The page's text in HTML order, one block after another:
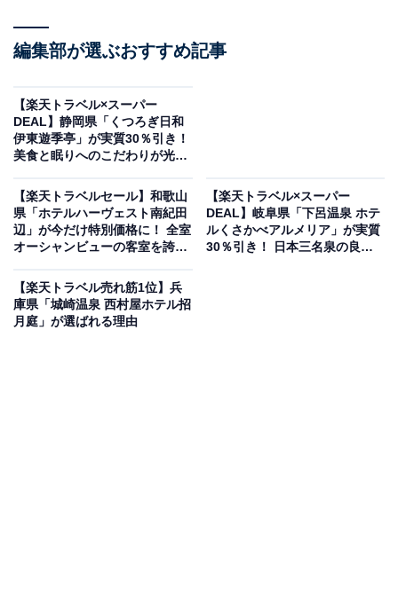
瀬見温泉 ゆめみの宿 観松館（画像出典：楽天トラベル）
「瀬見温泉 ゆめみの宿 観松館」の楽天スーパーDEALプ
ランを予約すると、実質30％オフで宿泊可能です。
楽天トラベルでホテルを見る
編集部が選ぶおすすめ記事
【楽天トラベル×スーパー
DEAL】静岡県「くつろぎ日和
伊東遊季亭」が実質30％引き！
美食と眠りへのこだわりが光る
【楽天トラベルセール】和歌山
県「ホテルハーヴェスト南紀田
辺」が今だけ特別価格に！ 全室
オーシャンビューの客室を誇る
【楽天トラベル×スーパー
DEAL】岐阜県「下呂温泉 ホテ
ルくさかべアルメリア」が実質
30％引き！ 日本三名泉の良質
【楽天トラベル売れ筋1位】兵
庫県「城崎温泉 西村屋ホテル招
月庭」が選ばれる理由